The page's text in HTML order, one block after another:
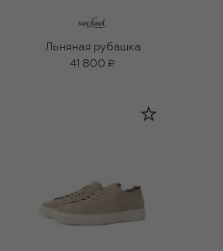
Льняная рубашка
41 800 ₽